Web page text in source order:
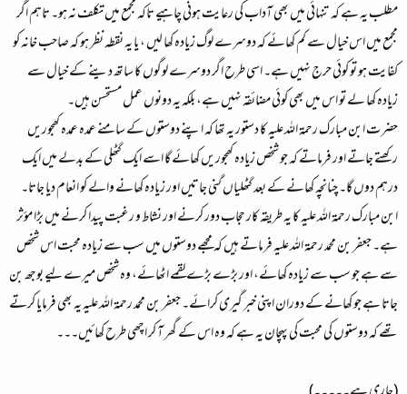
مطلب یہ ہے کہ تنہائی میں بھی آداب کی رعایت ہونی چاہیے تاکہ مجمع میں تکلف نہ ہو۔ تاہم اگر
مجمع میں اس خیال سے کم کھائے کہ دوسرے لوگ زیادہ کھا لیں ، یا یہ نقطہ نظر ہو کہ صاحب خانہ کو
کفایت ہو تو کوئی حرج نہیں ہے۔ اسی طرح اگر دوسرے لوگوں کا ساتھ دینے کے خیال سے
زیادہ کھا لے تو اس میں بھی کوئی مضائقہ نہیں ہے، بلکہ یہ دونوں عمل مستحسن ہیں۔
حضر ت ابن مبارک رحمۃ اللہ علیہ کا دستور یہ تھا کہ اپنے دوستوں کے سامنے عمدہ عمدہ کھجوریں
رکھتے جاتے اور فرماتے کہ جو شخص زیادہ کھجوریں کھائے گا اسے ایک گٹھلی کے بدلے میں ایک
درہم دوں گا۔ چنانچہ کھانے کے بعد گٹھلیاں گنی جاتیں اور زیادہ کھانے والے کو انعام دیا جاتا۔
ابن مبارک رحمۃ اللہ علیہ کا یہ طریقہ کار حجاب دور کرنے اور نشاط و رغبت پیدا کرنے میں بڑا مؤثر
ہے۔ جعفر بن محمد رحمۃ اللہ علیہ فرماتے ہیں کہ مجھے دوستوں میں سب سے زیادہ محبت اس شخص
سے ہے جو سب سے زیادہ کھائے، اور بڑے بڑے لقمے اٹھائے، وہ شخص میرے لیے بوجھ بن
جاتا ہے جو کھانے کے دوران اپنی خبر گیری کرائے۔ جعفر بن محمد رحمۃ اللہ علیہ یہ بھی فرمایا کرتے
تھے کہ دوستوں کی محبت کی پہچان یہ ہے کہ وہ اس کے گھر آ کر اچھی طرح کھائیں۔۔۔